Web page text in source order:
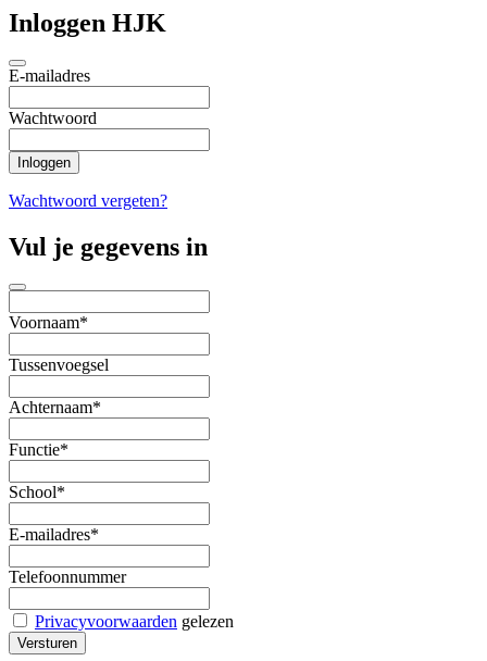
Inloggen HJK
E-mailadres
Wachtwoord
Wachtwoord vergeten?
Vul je gegevens in
Voornaam*
Tussenvoegsel
Achternaam*
Functie*
School*
E-mailadres*
Telefoonnummer
Privacyvoorwaarden gelezen